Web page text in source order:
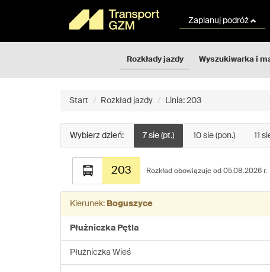
strony
Zaplanuj podróż
Rozkłady jazdy Wyszukiwarka i
Start Rozkład jazdy Linia: 203
Wybierz dzień: 7 sie (pt.) 10 sie (pon.) 11
203
jazdy
linii:
203
Rozkład obowiązuje od 05.08.2026 r.
Kierunek: Boguszyce
Płużniczka Pętla
Płużniczka Wieś